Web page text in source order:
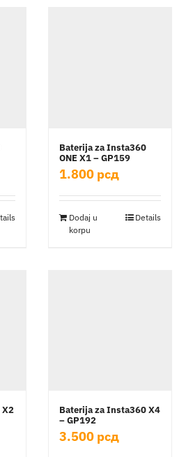
Baterija za Insta360
ONE X1 – GP159
1.800 рсд
Dodaj u
korpu
Details
X2
Baterija za Insta360 X4
– GP192
3.500 рсд